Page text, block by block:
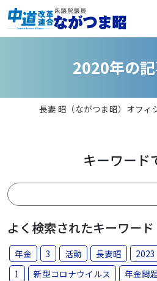
2020年の記
長妻 昭（ながつま昭）オフィ
キーワード
よく検索されたキーワード
年金 3 活動 長妻昭 2023
1
新型コロナウイルス 年金問